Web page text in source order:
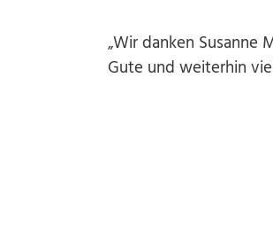
„Wir danken
Gute und weiterhin